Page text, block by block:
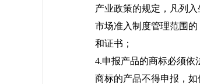
产业政策的规定，凡列
市场准入制度管理范围
和证书；
4.申报产品的商标必须依
商标的产品不得申报，